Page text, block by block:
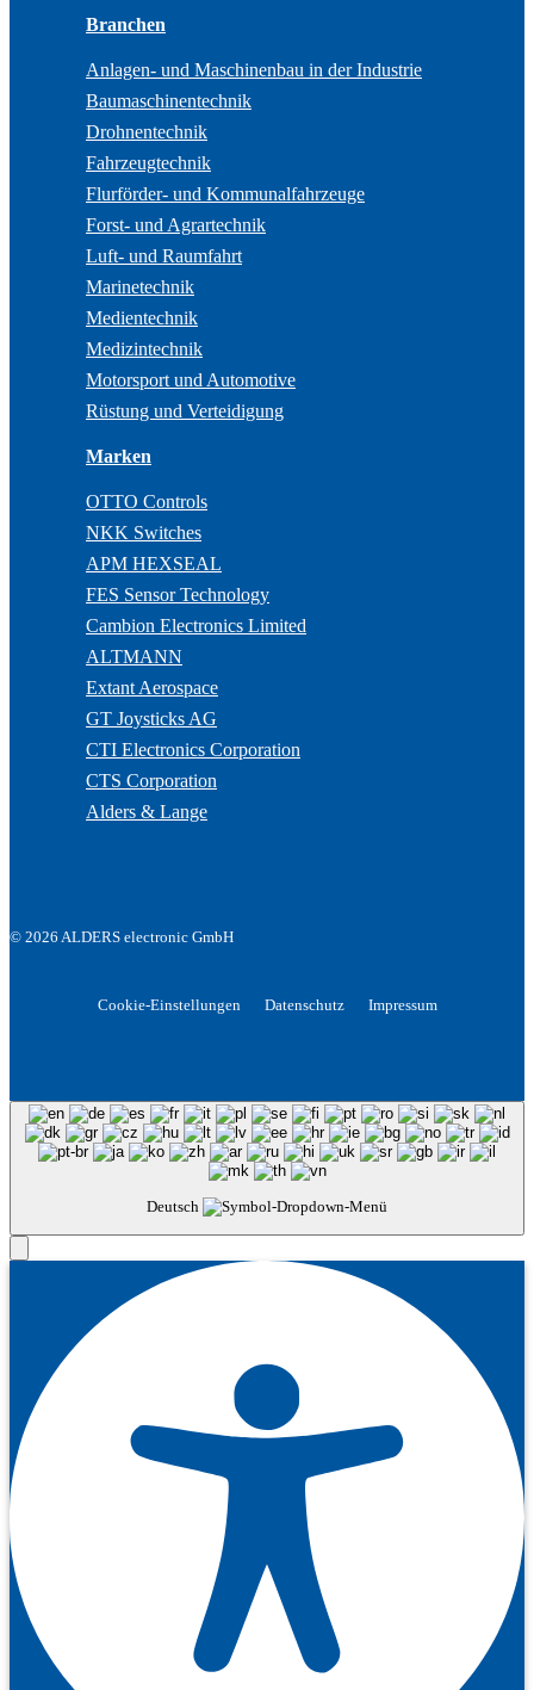
Branchen
Anlagen- und Maschinenbau in der Industrie
Baumaschinentechnik
Drohnentechnik
Fahrzeugtechnik
Flurförder- und Kommunalfahrzeuge
Forst- und Agrartechnik
Luft- und Raumfahrt
Marinetechnik
Medientechnik
Medizintechnik
Motorsport und Automotive
Rüstung und Verteidigung
Marken
OTTO Controls
NKK Switches
APM HEXSEAL
FES Sensor Technology
Cambion Electronics Limited
ALTMANN
Extant Aerospace
GT Joysticks AG
CTI Electronics Corporation
CTS Corporation
Alders & Lange
© 2026 ALDERS electronic GmbH
Cookie-Einstellungen Datenschutz Impressum
Deutsch